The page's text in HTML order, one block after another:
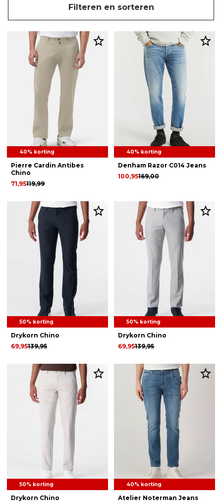
Filteren en sorteren
40% korting
Pierre Cardin Antibes
Chino
119,99
71,95
40% korting
Denham Razor C014 Jeans
169,00
100,95
50% korting
Drykorn Chino
139,95
69,95
50% korting
Drykorn Chino
139,95
69,95
50% korting
Drykorn Chino
40% korting
Atelier Noterman Jeans